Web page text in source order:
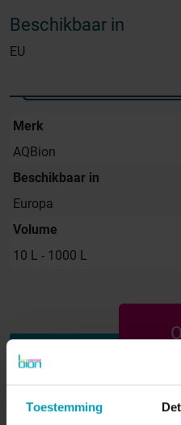
Toestemming
Beschikbaar in
EU
Merk
AQBion
Beschikbaar in
Europa
Volume
10 L - 1000 L
Wilt u direct een
producten